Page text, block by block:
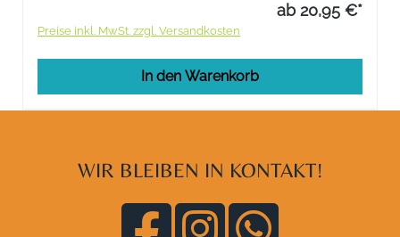
ab 20,95 €*
Preise inkl. MwSt. zzgl. Versandkosten
In den Warenkorb
WIR BLEIBEN IN KONTAKT!